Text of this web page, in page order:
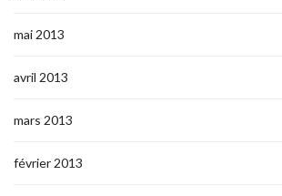
mai 2013
avril 2013
mars 2013
février 2013